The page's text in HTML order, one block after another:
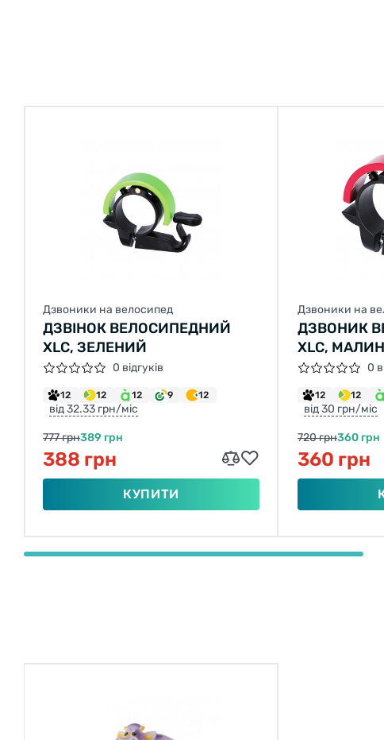
Дзвоники на велосипед
ДЗВІНОК ВЕЛОСИПЕДНИЙ
XLC, ЗЕЛЕНИЙ
0 відгуків
12 12 12 9 12
від 32.33 грн/міс
777 грн389 грн
388 грн
КУПИТИ
Дзвоники на
ДЗВОНИК
XLC,
0
12 12
від 30 грн/міс
720 грн360 грн
360 грн